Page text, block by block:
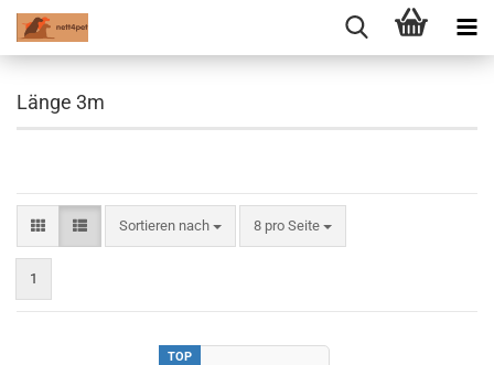
Länge 3m
Sortieren nach
Sortieren nach 8 pro Seite
pro Seite
1
TOP